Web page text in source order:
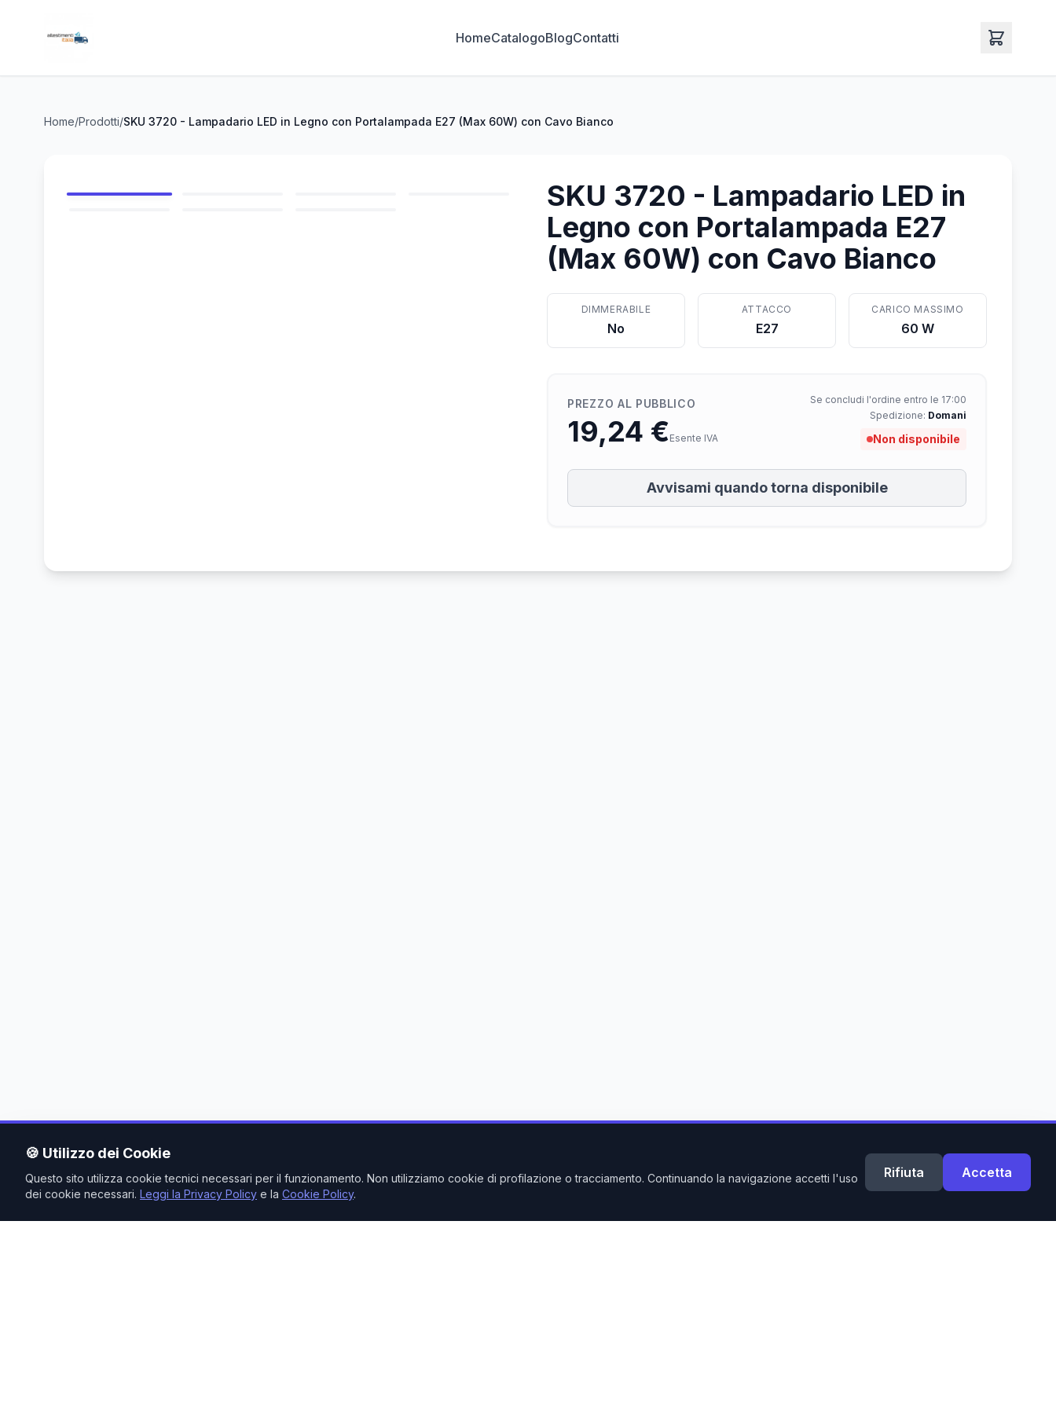
HomeCatalogoBlogContatti
Home/Prodotti/SKU 3720 - Lampadario LED in Legno con Portalampada E27 (Max 60W) con Cavo Bianco
SKU 3720 - Lampadario LED in
Legno con Portalampada E27
(Max 60W) con Cavo Bianco
DIMMERABILE
No
ATTACCO
E27
CARICO MASSIMO
60 W
PREZZO AL PUBBLICO
19,24 €Esente IVA
Se concludi l'ordine entro le 17:00
Spedizione: Domani
Non disponibile
Avvisami quando torna disponibile
🍪 Utilizzo dei Cookie
Questo sito utilizza cookie tecnici necessari per il funzionamento. Non utilizziamo cookie di profilazione o tracciamento. Continuando la navigazione accetti l'uso
dei cookie necessari. Leggi la Privacy Policy e la Cookie Policy.
Rifiuta Accetta